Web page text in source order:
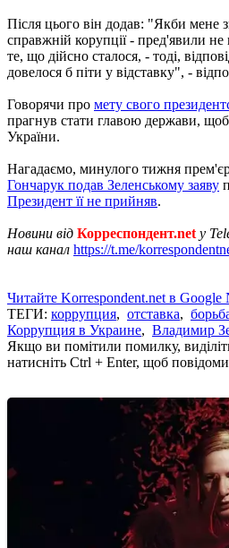
Після цього він додав: "Якби мене
справжній корупції - пред'явили не
те, що дійсно сталося, - тоді,
довелося б піти у відставку", -
Говорячи про мету свого
прагнув стати главою держави,
України.
Нагадаємо, минулого тижня
Гончарук подав Зеленському заяву
Президент її не прийняв.
Новини від Корреспондент.net у
наш канал https://t.me/
Читайте Korrespondent.net в Google
ТЕГИ: коррупция, отставка,
Коррупция в Украине, Владимир
Якщо ви помітили помилку,
натисніть Ctrl + Enter, щоб